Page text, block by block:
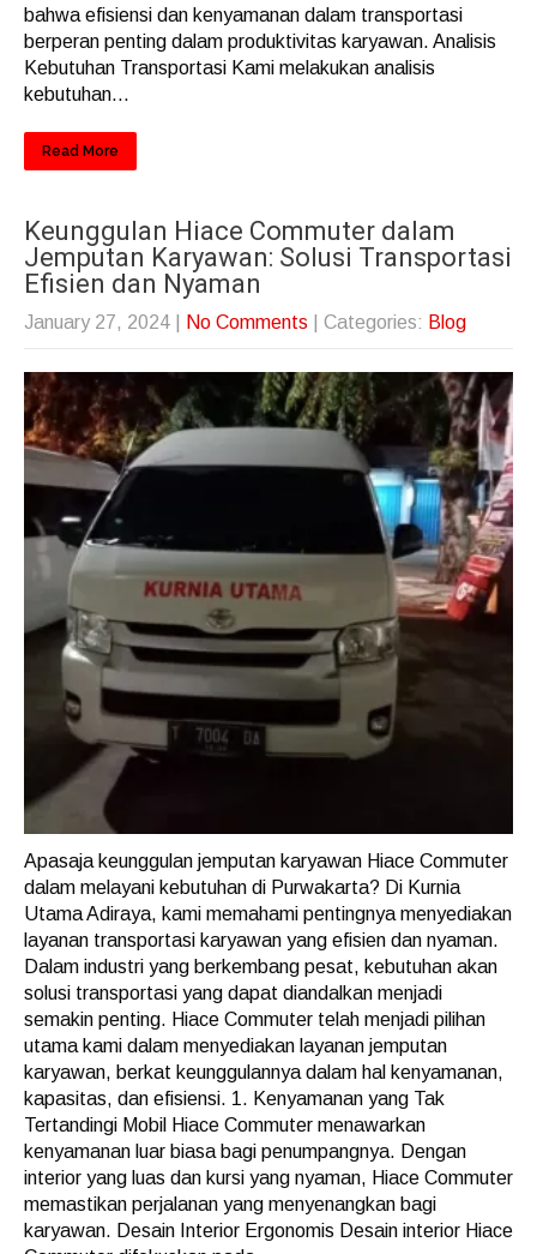
bahwa efisiensi dan kenyamanan dalam transportasi
berperan penting dalam produktivitas karyawan. Analisis
Kebutuhan Transportasi Kami melakukan analisis
kebutuhan...
Read More
Keunggulan Hiace Commuter dalam
Jemputan Karyawan: Solusi Transportasi
Efisien dan Nyaman
January 27, 2024 No Comments | Categories: Blog
Apasaja keunggulan jemputan karyawan Hiace Commuter
dalam melayani kebutuhan di Purwakarta? Di Kurnia
Utama Adiraya, kami memahami pentingnya menyediakan
layanan transportasi karyawan yang efisien dan nyaman.
Dalam industri yang berkembang pesat, kebutuhan akan
solusi transportasi yang dapat diandalkan menjadi
semakin penting. Hiace Commuter telah menjadi pilihan
utama kami dalam menyediakan layanan jemputan
karyawan, berkat keunggulannya dalam hal kenyamanan,
kapasitas, dan efisiensi. 1. Kenyamanan yang Tak
Tertandingi Mobil Hiace Commuter menawarkan
kenyamanan luar biasa bagi penumpangnya. Dengan
interior yang luas dan kursi yang nyaman, Hiace Commuter
memastikan perjalanan yang menyenangkan bagi
karyawan. Desain Interior Ergonomis Desain interior Hiace